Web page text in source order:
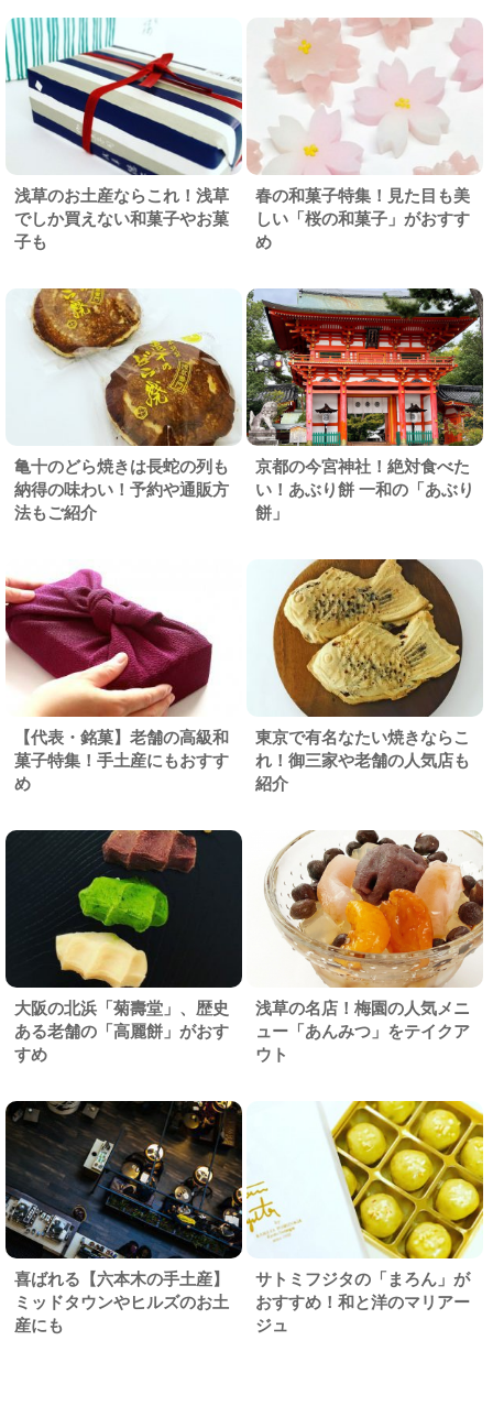
浅草のお土産ならこれ！浅草
でしか買えない和菓子やお菓
子も
春の和菓子特集！見た目も美
しい「桜の和菓子」がおすす
め
亀十のどら焼きは長蛇の列も
納得の味わい！予約や通販方
法もご紹介
京都の今宮神社！絶対食べた
い！あぶり餅 一和の「あぶり
餅」
【代表・銘菓】老舗の高級和
菓子特集！手土産にもおすす
め
東京で有名なたい焼きならこ
れ！御三家や老舗の人気店も
紹介
大阪の北浜「菊壽堂」、歴史
ある老舗の「高麗餅」がおす
すめ
浅草の名店！梅園の人気メニ
ュー「あんみつ」をテイクア
ウト
喜ばれる【六本木の手土産】
ミッドタウンやヒルズのお土
産にも
サトミフジタの「まろん」が
おすすめ！和と洋のマリアー
ジュ